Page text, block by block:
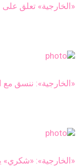
«الخارجية» تعلق
«الخارجية»: ننسق مع
«الخارجية»: «شكري»